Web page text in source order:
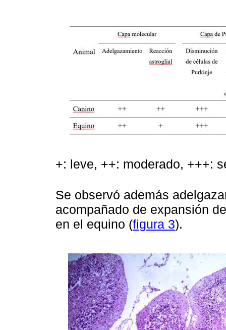
+: leve, ++: moderado, +++:
Se observó además
acompañado de expansión
en el equino (figura 3).